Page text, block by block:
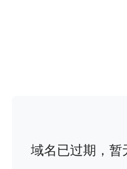
域名已过期，暂